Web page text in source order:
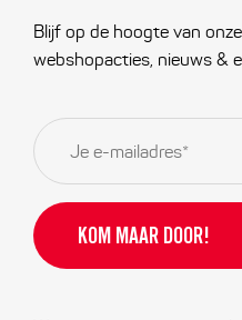
Blijf op de hoogte van
webshopacties, nieuws &
E-
mailadres *